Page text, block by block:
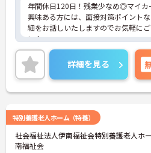
年間休日120日！残業少なめ◎マイカ
興味ある方には、面接対策ポイント
細をお話しいたしますのでお気軽に
い！
詳細を見る
特別養護老人ホーム（特養）
社会福祉法人伊南福祉会特別養護老人
南福祉会